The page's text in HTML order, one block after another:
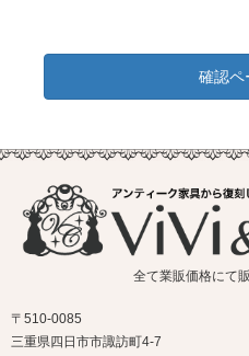
確認ペ
全て業販価格にて
〒510-0085
三重県四日市市諏訪町4-7